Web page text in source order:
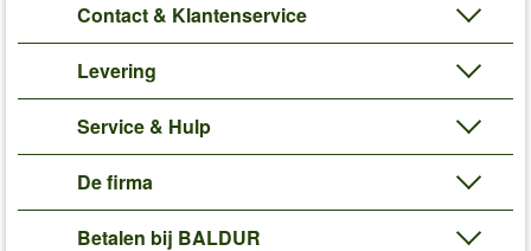
Contact & Klantenservice
Levering
Service & Hulp
De firma
Betalen bij BALDUR